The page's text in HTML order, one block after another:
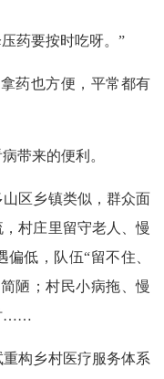
药要按时吃呀。”
药也方便，平常都有
带来的便利。
区乡镇类似，群众面
村庄里留守老人、慢
低，队伍“留不住、
陋；村民小病拖、慢
……
构乡村医疗服务体系